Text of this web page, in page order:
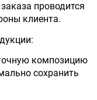
проводится
клиента.
композицию
сохранить